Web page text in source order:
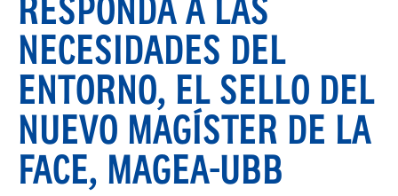
NECESIDADES DEL
ENTORNO, EL SELLO DEL
NUEVO MAGÍSTER DE LA
FACE, MAGEA-UBB